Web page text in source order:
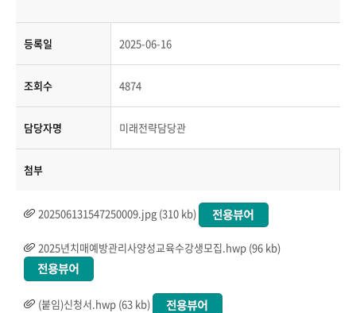
등록일 2025-06-16
조회수 4874
담당자명 미래전략담당관
첨부
202506131547250009.jpg (310 kb)
2025년치매예방관리사양성교육수강생모집.hwp (96 kb)
(붙임)신청서.hwp (63 kb)